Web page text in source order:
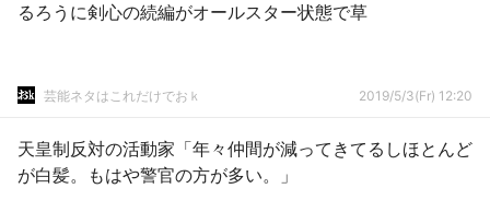
るろうに剣心の続編がオールスター状態で草
芸能ネタはこれだけでおｋ 2019/5/3(Fr) 12:20
天皇制反対の活動家「年々仲間が減ってきてるしほとんど
が白髪。もはや警官の方が多い。」